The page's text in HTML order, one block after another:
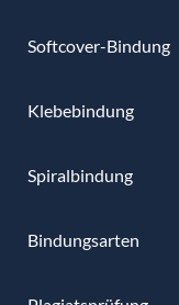
Softcover-Bindung
Klebebindung
Spiralbindung
Bindungsarten